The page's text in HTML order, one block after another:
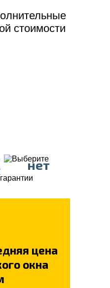
стоимости
нет
цена
окна